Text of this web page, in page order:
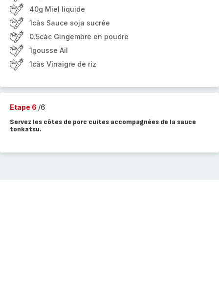
40g Miel liquide
1càs Sauce soja sucrée
0.5càc Gingembre en poudre
1gousse Ail
1càs Vinaigre de riz
Etape 6 /6
Servez les côtes de porc cuites accompagnées de la sauce
tonkatsu.